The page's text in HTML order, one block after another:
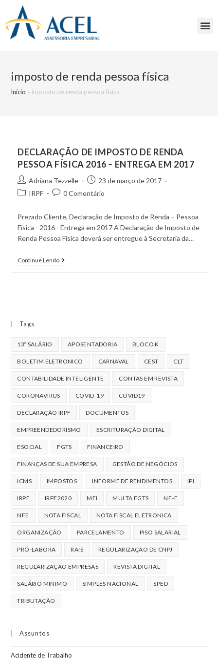
imposto de renda pessoa física
Início » imposto de renda pessoa física
DECLARAÇÃO DE IMPOSTO DE RENDA
PESSOA FÍSICA 2016 – ENTREGA EM 2017
Adriana Tezzelle
23 de março de 2017
IRPF
0 Comentário
Prezado Cliente, Declaração de Imposto de Renda – Pessoa
Física - 2016 - Entrega em 2017 A Declaração de Imposto de
Renda Pessoa Física deverá ser entregue à Secretaria da…
Continue Lendo
Tags
13º SALÁRIO APOSENTADORIA BLOCO K
BOLETIM ELETRONICO CARNAVAL CEST CLT
CONTABILIDADE INTELIGENTE CONTAS EM REVISTA
CORONAVIRUS COVID-19 COVID19
DECLARAÇÃO IRPF DOCUMENTOS
EMPREENDEDORISMO ESCRITURAÇÃO DIGITAL
ESOCIAL FGTS FINANCEIRO
FINANÇAS DE SUA EMPRESA GESTÃO DE NEGÓCIOS
ICMS IMPOSTOS INFORME DE RENDIMENTOS IPI
IRPF IRPF2020 MEI MULTA FGTS NF-E
NFE NOTA FISCAL NOTA FISCAL ELETRONICA
ORGANIZAÇÃO PARCELAMENTO PISO SALARIAL
PRÓ-LABORA RAIS REGULARIZAÇÃO DE CNPJ
REGULARIZAÇÃO EMPRESAS REVISTA DIGITAL
SALÁRIO MINIMO SIMPLES NACIONAL SPED
TRIBUTAÇÃO
Assuntos
Acidente de Trabalho